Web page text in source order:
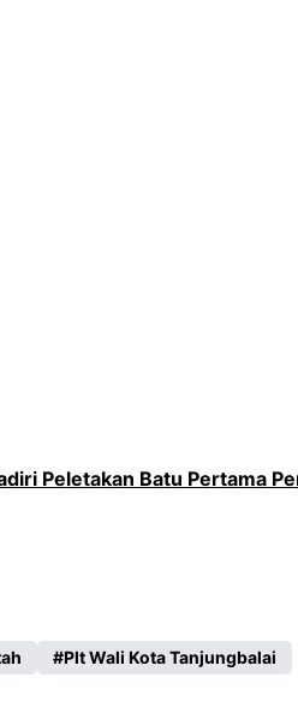
Peletakan Batu Pertama
Plt Wali Kota Tanjungbalai